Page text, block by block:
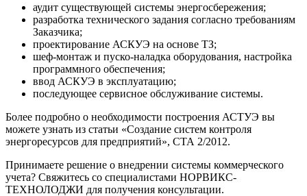
аудит существующей системы энергосбережения;
разработка технического задания согласно требованиям
Заказчика;
проектирование АСКУЭ на основе ТЗ;
шеф-монтаж и пуско-наладка оборудования, настройка
программного обеспечения;
ввод АСКУЭ в эксплуатацию;
последующее сервисное обслуживание системы.
Более подробно о необходимости построения АСТУЭ вы
можете узнать из статьи «Создание систем контроля
энергоресурсов для предприятий», СТА 2/2012.
Принимаете решение о внедрении системы коммерческого
учета? Свяжитесь со специалистами НОРВИКС-
ТЕХНОЛОДЖИ для получения консультации.